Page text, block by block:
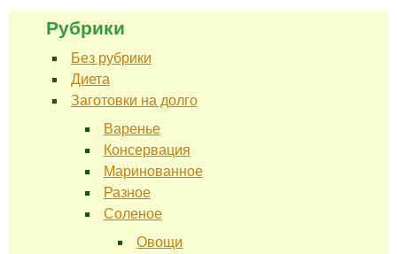
Рубрики
Без рубрики
Диета
Заготовки на долго
Варенье
Консервация
Маринованное
Разное
Соленое
Овощи